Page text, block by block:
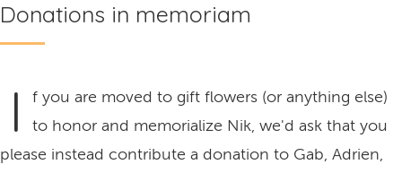
Donations in memoriam
I
f you are moved to gift flowers (or anything else)
to honor and memorialize Nik, we'd ask that you
please instead contribute a donation to Gab, Adrien,